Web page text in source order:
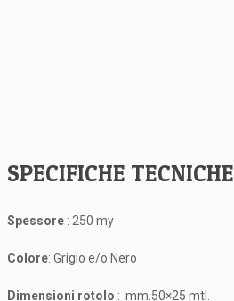
SPECIFICHE TECNICHE
Spessore : 250 my
Colore: Grigio e/o Nero
Dimensioni rotolo : mm.50×25 mtl.